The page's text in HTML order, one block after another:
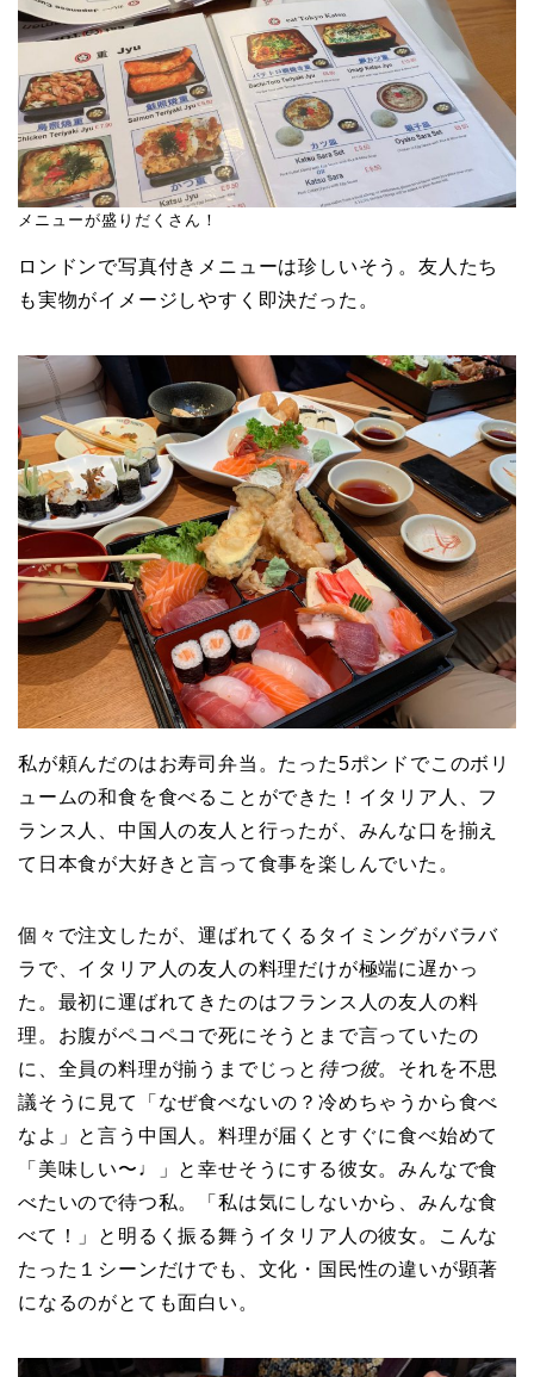
メニューが盛りだくさん！
ロンドンで写真付きメニューは珍しいそう。友人たち
も実物がイメージしやすく即決だった。
私が頼んだのはお寿司弁当。たった5ポンドでこのボリ
ュームの和食を食べることができた！イタリア人、フ
ランス人、中国人の友人と行ったが、みんな口を揃え
て日本食が大好きと言って食事を楽しんでいた。
個々で注文したが、運ばれてくるタイミングがバラバ
ラで、イタリア人の友人の料理だけが極端に遅かっ
た。最初に運ばれてきたのはフランス人の友人の料
理。お腹がペコペコで死にそうとまで言っていたの
に、全員の料理が揃うまでじっと 待つ彼。それを不思
議そうに見て「なぜ食べないの？冷めちゃうから食べ
なよ」と言う中国人。料理が届くとすぐに食べ始めて
「美味しい〜♩」と幸せそうにする彼女。みんなで食
べたいので待つ私。「私は気にしないから、みんな食
べて！」と明るく振る舞うイタリア人の彼女。こんな
たった１シーンだけでも、文化・国民性の違いが顕著
になるのがとても面白い。